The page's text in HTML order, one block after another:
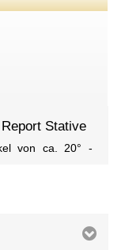
Stative
von ca. 20° -